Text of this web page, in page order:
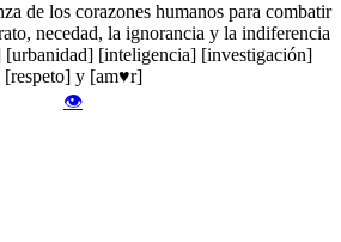
de los corazones humanos para combatir
necedad, la ignorancia y la indiferencia
[urbanidad] [inteligencia] [investigación]
[respeto] y [am♥r]
👁